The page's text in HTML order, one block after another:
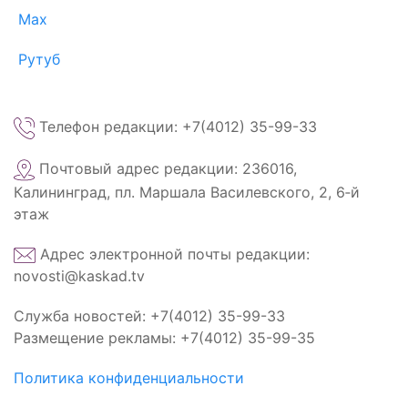
Max
Рутуб
Телефон редакции: +7(4012) 35-99-33
Почтовый адрес редакции: 236016,
Калининград, пл. Маршала Василевского, 2, 6‑й
этаж
Адрес электронной почты редакции:
novosti@kaskad.tv
Служба новостей: +7(4012) 35-99-33
Размещение рекламы: +7(4012) 35-99-35
Политика конфиденциальности